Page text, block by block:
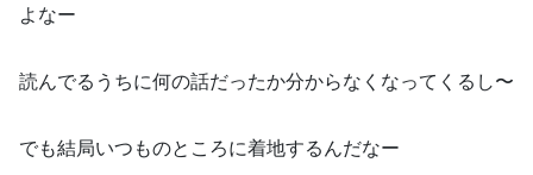
よなー
読んでるうちに何の話だったか分からなくなってくるし〜
でも結局いつものところに着地するんだなー